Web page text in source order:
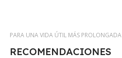
PARA UNA VIDA ÚTIL MÁS PROLONGADA
RECOMENDACIONES